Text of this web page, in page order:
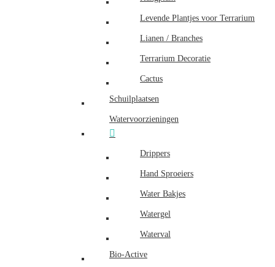
Levende Plantjes voor Terrarium
Lianen / Branches
Terrarium Decoratie
Cactus
Schuilplaatsen
Watervoorzieningen
Drippers
Hand Sproeiers
Water Bakjes
Watergel
Waterval
Bio-Active